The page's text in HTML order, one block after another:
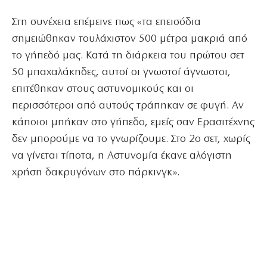
Στη συνέχεια επέμεινε πως «τα επεισόδια
σημειώθηκαν τουλάχιστον 500 μέτρα μακριά από
το γήπεδό μας. Κατά τη διάρκεια του πρώτου σετ
50 μπαχαλάκηδες, αυτοί οι γνωστοί άγνωστοι,
επιτέθηκαν στους αστυνομικούς και οι
περισσότεροι από αυτούς τράπηκαν σε φυγή. Αν
κάποιοι μπήκαν στο γήπεδο, εμείς σαν Ερασιτέχνης
δεν μπορούμε να το γνωρίζουμε. Στο 2ο σετ, χωρίς
να γίνεται τίποτα, η Αστυνομία έκανε αλόγιστη
χρήση δακρυγόνων στο πάρκινγκ».